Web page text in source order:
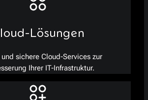
Lösungen
sichere Cloud-Services zur
Ihrer IT-Infrastruktur.